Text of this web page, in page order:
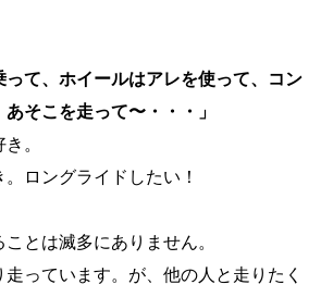
って、ホイールはアレを使って、コン
そこを走って〜・・・」
。
ロングライドしたい！
とは滅多にありません。
っています。が、他の人と走りたく